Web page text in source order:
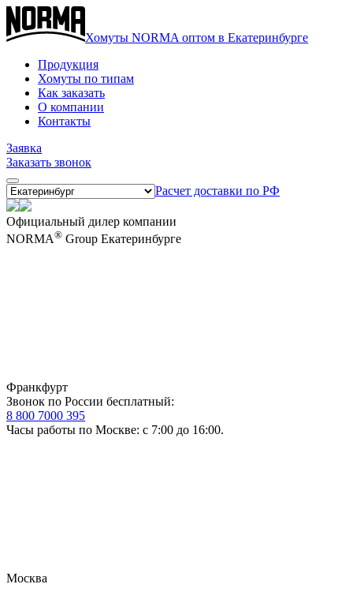
Хомуты NORMA оптом в Екатеринбурге
Продукция
Хомуты по типам
Как заказать
О компании
Контакты
Заявка
Заказать звонок
Расчет доставки по РФ
Официальный дилер компании
NORMA® Group Екатеринбурге
Франкфурт
Звонок по России бесплатный:
8 800 7000 395
Часы работы по Москве: с 7:00 до 16:00.
Москва